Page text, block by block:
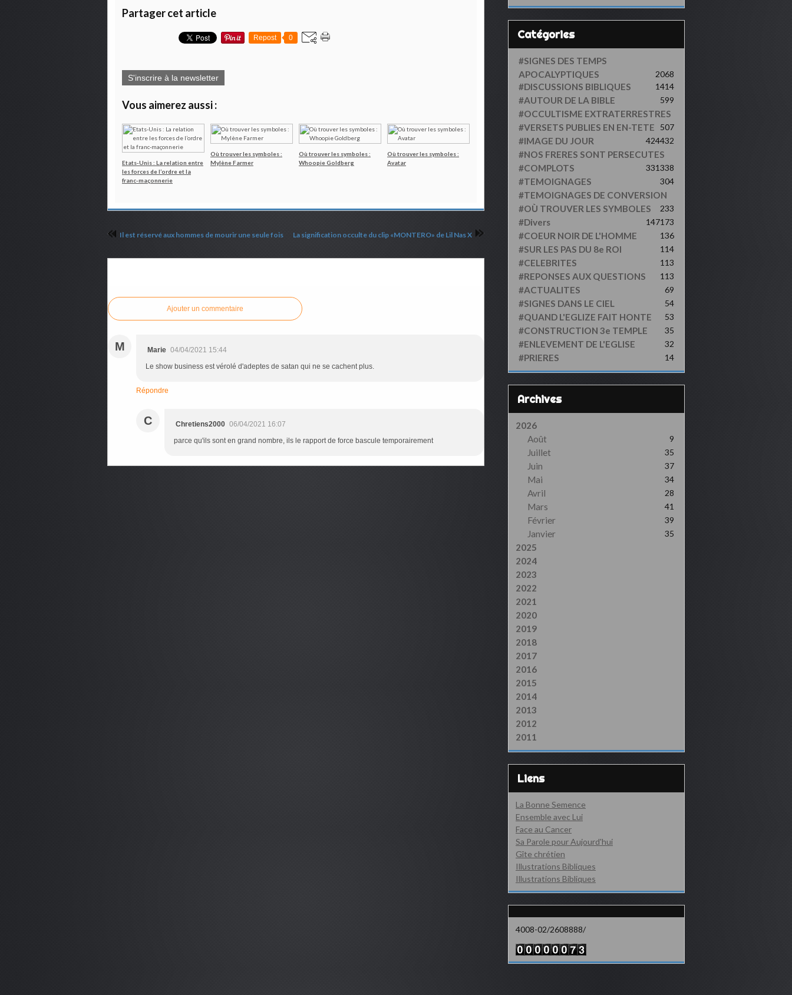
Partager cet article
Repost 0
S'inscrire à la newsletter
Vous aimerez aussi :
Etats-Unis : La relation entre
les forces de l’ordre et la
franc-maçonnerie
Où trouver les symboles :
Mylène Farmer
Où trouver les symboles :
Whoopie Goldberg
Où trouver les symboles :
Avatar
Il est réservé aux hommes de mourir une seule fois La signification occulte du clip «MONTERO» de Lil Nas X
Ajouter un commentaire
M Marie 04/04/2021 15:44
Le show business est vérolé d'adeptes de satan qui ne se cachent plus.
Répondre
C Chretiens2000 06/04/2021 16:07
parce qu'ils sont en grand nombre, ils le rapport de force bascule temporairement
a
i
Catégories
#SIGNES DES TEMPS
APOCALYPTIQUES 2068
#DISCUSSIONS BIBLIQUES 1414
#AUTOUR DE LA BIBLE 599
#OCCULTISME EXTRATERRESTRES
507
#VERSETS PUBLIES EN EN-TETE
432
#IMAGE DU JOUR 424
#NOS FRERES SONT PERSECUTES
338
#COMPLOTS 331
#TEMOIGNAGES 304
#TEMOIGNAGES DE CONVERSION
233
#OÙ TROUVER LES SYMBOLES
173
#Divers 147
#COEUR NOIR DE L'HOMME 136
#SUR LES PAS DU 8e ROI 114
#CELEBRITES 113
#REPONSES AUX QUESTIONS 113
#ACTUALITES 69
#SIGNES DANS LE CIEL 54
#QUAND L'EGLIZE FAIT HONTE 53
#CONSTRUCTION 3e TEMPLE 35
#ENLEVEMENT DE L'EGLISE 32
#PRIERES 14
Archives
2026
Août
9
Juillet 35
Juin 37
Mai 34
Avril 28
Mars 41
Février 39
Janvier 35
2025
2024
2023
2022
2021
2020
2019
2018
2017
2016
2015
2014
2013
2012
2011
Liens
La Bonne Semence
Ensemble avec Lui
Face au Cancer
Sa Parole pour Aujourd'hui
Gîte chrétien
Illustrations Bibliques
Illustrations Bibliques
4008-02/2608888/